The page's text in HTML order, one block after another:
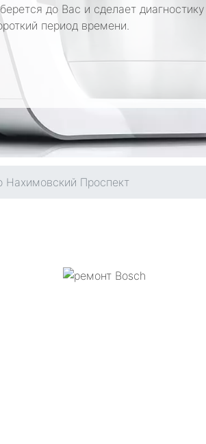
до Вас и сделает
период времени.
Нахимовский Проспект